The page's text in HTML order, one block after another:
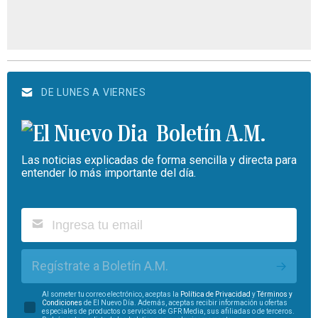
DE LUNES A VIERNES
Boletín A.M.
Las noticias explicadas de forma sencilla y directa para
entender lo más importante del día.
Regístrate a Boletín A.M.
Al someter tu correo electrónico, aceptas la Política de Privacidad yTérminos y
Condiciones de El Nuevo Día. Además, aceptas recibir información u ofertas
especiales de productos o servicios de GFR Media, sus afiliadas o de terceros.